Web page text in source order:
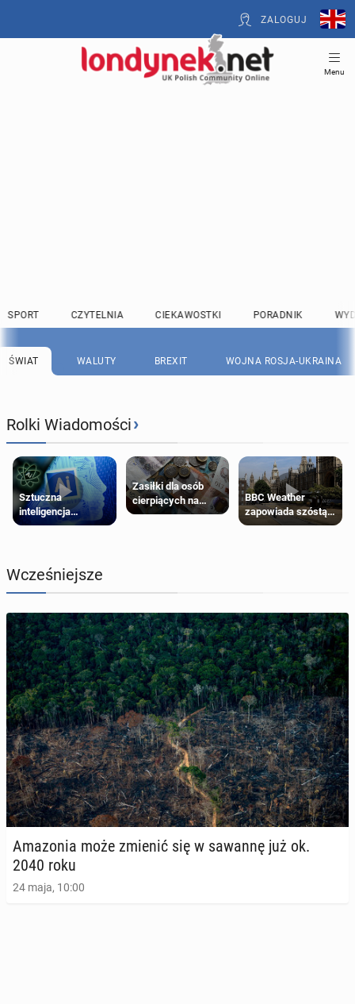
ZALOGUJ
Menu
SPORT CZYTELNIA CIEKAWOSTKI PORADNIK
ŚWIAT WALUTY BREXIT WOJNA ROSJA-UKRAINA
Rolki Wiadomości›
Sztuczna
inteligencja
próbowała oszukać
Zasiłki dla osób
cierpiących na
schorzenia
BBC Weather
zapowiada szóstą
falę upałów w
Wcześniejsze
Ama­zo­nia może zmienić się w sawannę już ok.
2040 roku
24 maja, 10:00